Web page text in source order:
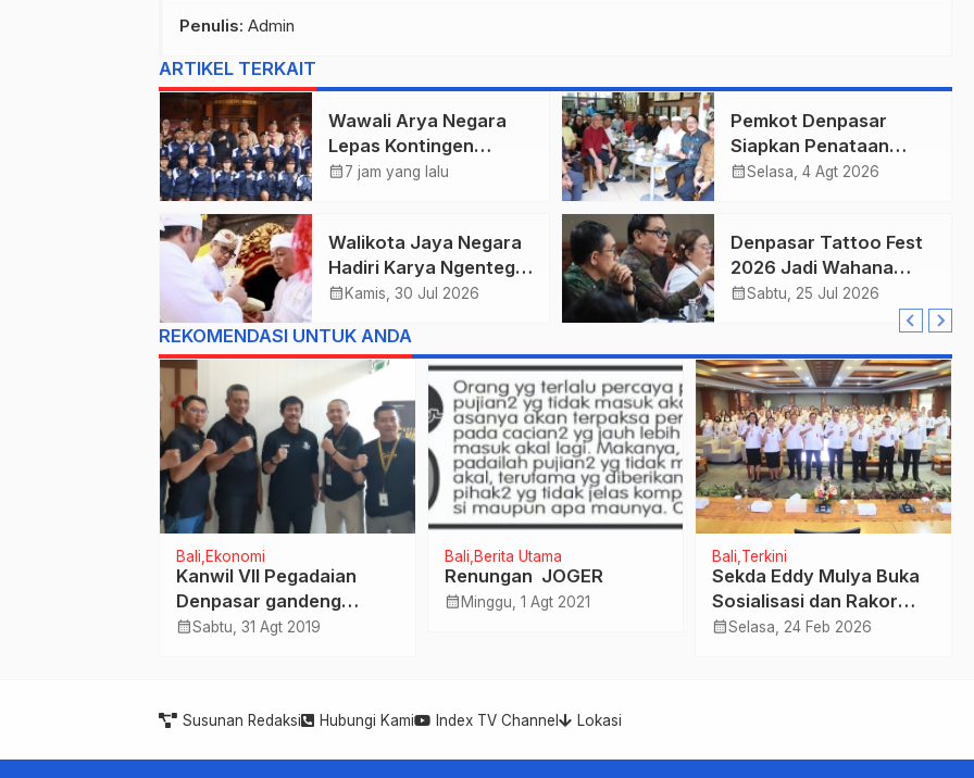
Penulis: Admin
ARTIKEL TERKAIT
Wawali Arya Negara
Lepas Kontingen
Kwarcab Denpasar
2026.
calendar_month7 jam yang lalu
Pemkot Denpasar
Siapkan Penataan
Wajah Pusat Kota,
Prioritas
calendar_monthSelasa, 4 Agt 2026
Walikota Jaya Negara
Hadiri Karya Ngenteg
Linggih Pura Gunung
Peraupan
calendar_month Kamis, 30 Jul 2026
Denpasar Tattoo Fest
2026 Jadi Wahana
Penguatan Ekonomi
calendar_monthSabtu, 25 Jul 2026
REKOMENDASI UNTUK ANDA
Bali Ekonomi
Kanwil VII Pegadaian
Denpasar gandeng
Pelatih Sepakbola
calendar_monthSabtu, 31 Agt 2019
Bali Berita Utama
Renungan JOGER
calendar_month Minggu, 1 Agt 2021
Bali Terkini
Sekda Eddy Mulya Buka
Sosialisasi dan Rakor
Pengawasan 2026,
calendar_monthSelasa, 24 Feb 2026
Susunan Redaksi Hubungi Kami Index TV Channel Lokasi